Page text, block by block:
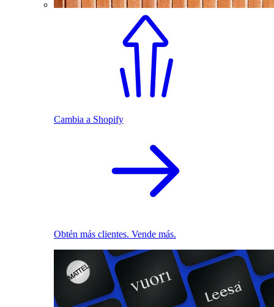
Cambia a Shopify
Obtén más clientes. Vende más.